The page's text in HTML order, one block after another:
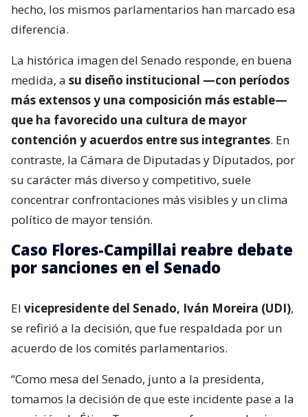
hecho, los mismos parlamentarios han marcado esa
diferencia.
La histórica imagen del Senado responde, en buena
medida, a su diseño institucional —con períodos
más extensos y una composición más estable—
que ha favorecido una cultura de mayor
contención y acuerdos entre sus integrantes. En
contraste, la Cámara de Diputadas y Diputados, por
su carácter más diverso y competitivo, suele
concentrar confrontaciones más visibles y un clima
político de mayor tensión.
Caso Flores-Campillai reabre debate
por sanciones en el Senado
El vicepresidente del Senado, Iván Moreira (UDI),
se refirió a la decisión, que fue respaldada por un
acuerdo de los comités parlamentarios.
“Como mesa del Senado, junto a la presidenta,
tomamos la decisión de que este incidente pase a la